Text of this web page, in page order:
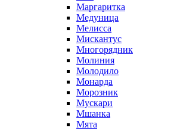
Маргаритка
Медуница
Мелисса
Мискантус
Многорядник
Молиния
Молодило
Монарда
Морозник
Мускари
Мшанка
Мята